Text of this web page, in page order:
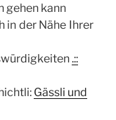
gehen kann
in der Nähe Ihrer
.::
Gässli und